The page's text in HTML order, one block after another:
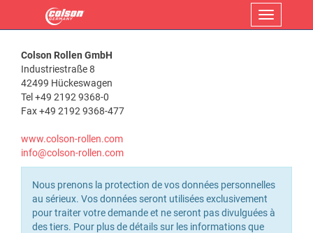
Menu
Colson Rollen GmbH
Industriestraße 8
42499 Hückeswagen
Tel +49 2192 9368-0
Fax +49 2192 9368-477
www.colson-rollen.com
info@colson-rollen.com
Nous prenons la protection de vos données personnelles
au sérieux. Vos données seront utilisées exclusivement
pour traiter votre demande et ne seront pas divulguées à
des tiers. Pour plus de détails sur les informations que